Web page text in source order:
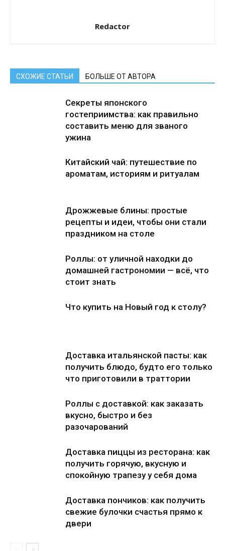
Redactor
СХОЖИЕ СТАТЬИ БОЛЬШЕ ОТ АВТОРА
Секреты японского
гостеприимства: как правильно
составить меню для званого
ужина
Китайский чай: путешествие по
ароматам, историям и ритуалам
Дрожжевые блины: простые
рецепты и идеи, чтобы они стали
праздником на столе
Роллы: от уличной находки до
домашней гастрономии — всё, что
стоит знать
Что купить на Новый год к столу?
Доставка итальянской пасты: как
получить блюдо, будто его только
что приготовили в траттории
Роллы с доставкой: как заказать
вкусно, быстро и без
разочарований
Доставка пиццы из ресторана: как
получить горячую, вкусную и
спокойную трапезу у себя дома
Доставка пончиков: как получить
свежие булочки счастья прямо к
двери